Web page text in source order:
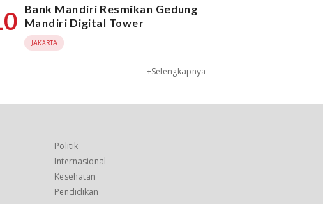
Bank Mandiri Resmikan Gedung
Mandiri Digital Tower
JAKARTA
+Selengkapnya
Politik
Internasional
Kesehatan
Pendidikan